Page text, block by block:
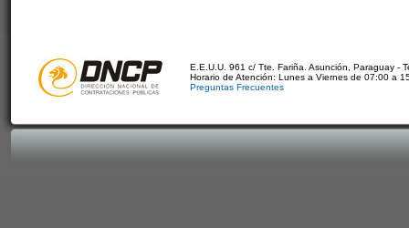
E.E.U.U. 961 c/ Tte. Fariña. Asunción, Paraguay -
Horario de Atención: Lunes a Viernes de 07:00 a
Preguntas Frecuentes